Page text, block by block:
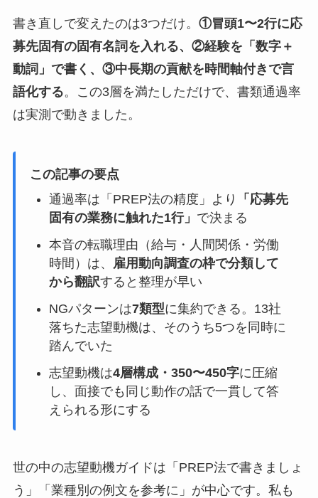
書き直しで変えたのは3つだけ。 ①冒頭1〜2行に応
募先固有の固有名詞を入れる、②経験を「数字＋
動詞」で書く、③中長期の貢献を時間軸付きで言
語化する。この3層を満たしただけで、書類通過率
は実測で動きました。
この記事の要点
通過率は「PREP法の精度」より
「応募先
固有の業務に触れた1行」 で決まる
本音の転職理由（給与・人間関係・労働
時間）は、 雇用動向調査の枠で分類して
から翻訳すると整理が早い
NGパターンは7類型に集約できる。13社
落ちた志望動機は、そのうち5つを同時に
踏んでいた
志望動機は4層構成・350〜450字に圧縮
し、面接でも同じ動作の話で一貫して答
えられる形にする
世の中の志望動機ガイドは「PREP法で書きましょ
う」「業種別の例文を参考に」が中心です。私も